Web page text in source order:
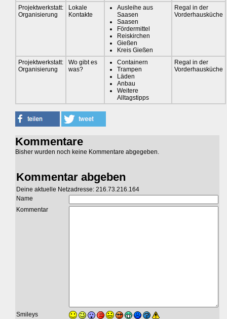
Projektwerkstatt:
Organisierung
Lokale
Kontakte
Ausleihe aus
Saasen
Saasen
Fördermittel
Reiskirchen
Gießen
Kreis Gießen
Regal in der
Vorderhausküche
Projektwerkstatt:
Organisierung
Wo gibt es
was?
Containern
Trampen
Läden
Anbau
Weitere
Alltagstipps
Regal in der
Vorderhausküche
Kommentare
Bisher wurden noch keine Kommentare abgegeben.
Kommentar abgeben
Deine aktuelle Netzadresse: 216.73.216.164
Name
Kommentar
Smileys